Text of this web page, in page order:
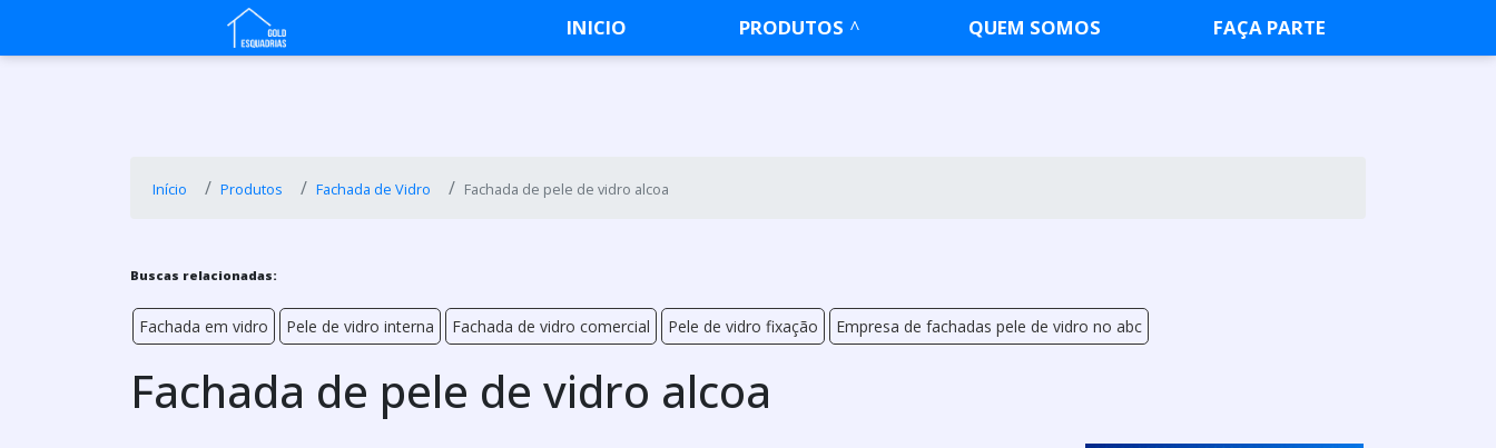
INICIO PRODUTOS QUEM SOMOS FAÇA PARTE
Início Produtos Fachada de Vidro Fachada de pele de vidro alcoa
Buscas relacionadas:
Fachada em vidro Pele de vidro interna Fachada de vidro comercial Pele de vidro fixação Empresa de fachadas pele de vidro no abc
Fachada de pele de vidro alcoa